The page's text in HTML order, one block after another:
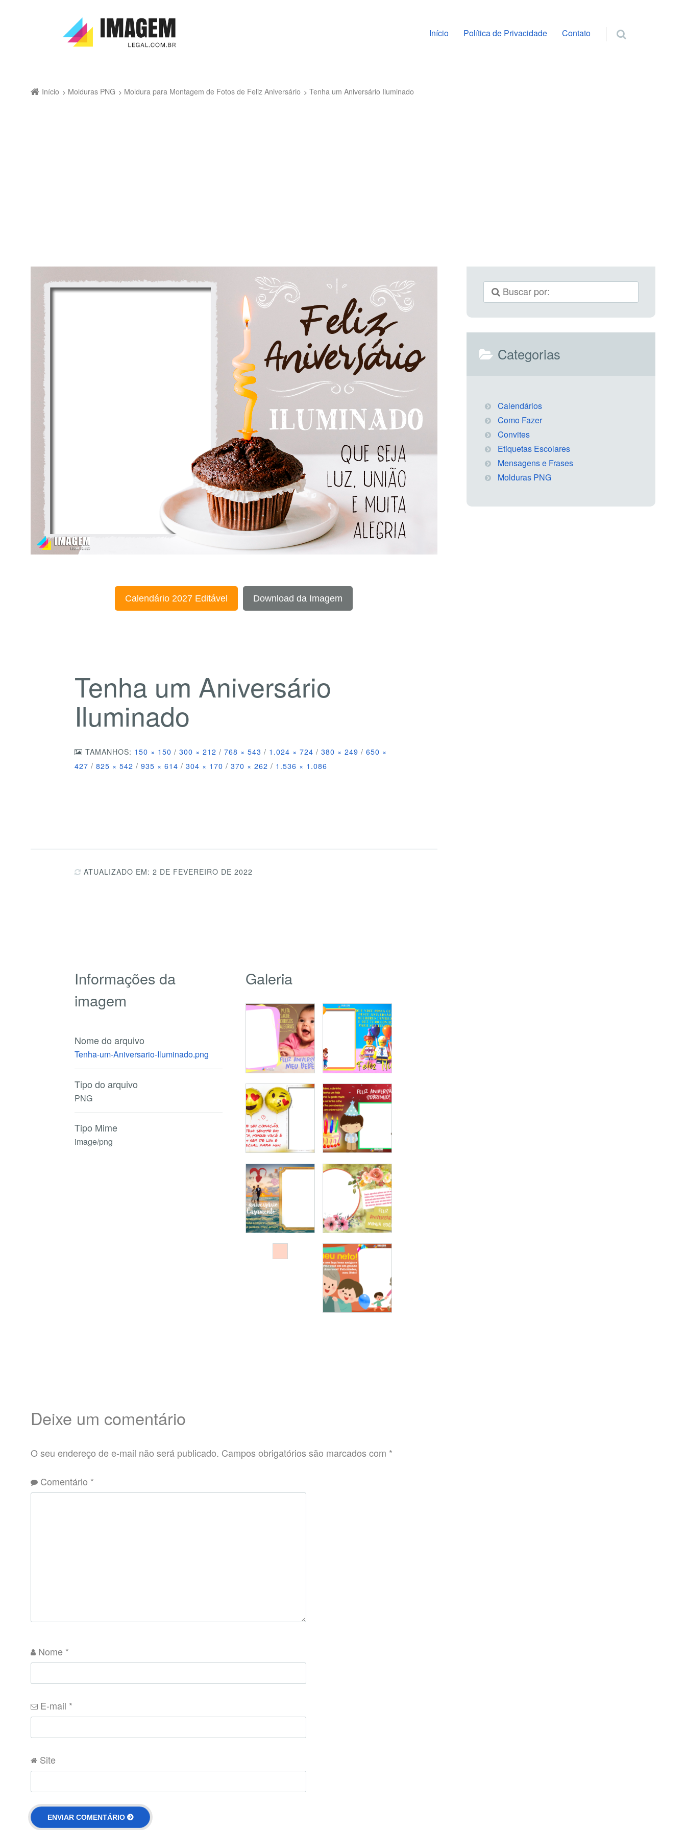
Pular para o conteúdo
Início Política de Privacidade Contato
Início Molduras PNG Moldura para Montagem de Fotos de Feliz Aniversário Tenha um Aniversário Iluminado
Calendário 2027 Editável Download da Imagem
Tenha um Aniversário
Iluminado
TAMANHOS: 150 × 150 / 300 × 212 / 768 × 543 / 1.024 × 724 / 380 × 249 / 650 ×
427 / 825 × 542 / 935 × 614 / 304 × 170 / 370 × 262 / 1.536 × 1.086
ATUALIZADO EM: 2 DE FEVEREIRO DE 2022
Informações da
imagem
Nome do arquivo
Tenha-um-Aniversario-Iluminado.png
Tipo do arquivo
PNG
Tipo Mime
image/png
Galeria
Deixe um comentário
O seu endereço de e-mail não será publicado. Campos obrigatórios são marcados com *
Comentário *
Nome *
E-mail *
Site
Categorias
Calendários
Como Fazer
Convites
Etiquetas Escolares
Mensagens e Frases
Molduras PNG